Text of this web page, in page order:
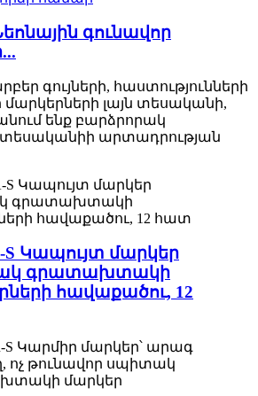
գունավոր
գույների, հաստությունների
մարկերների լայն տեսականի,
ենք բարձրորակ
տեսականիի արտադրության
S Կապույտ մարկեր
գրատախտակի
հավաքածու, 12